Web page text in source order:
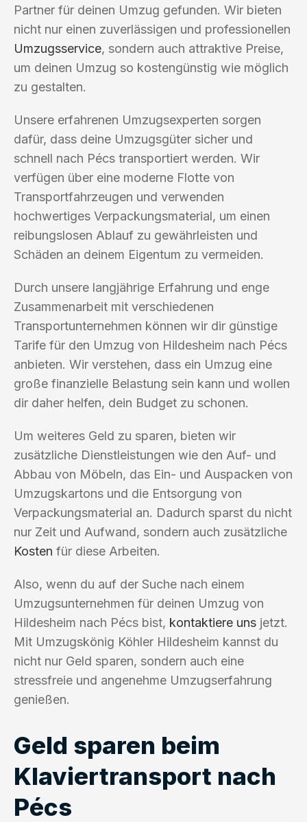
Partner für deinen Umzug gefunden. Wir bieten
nicht nur einen zuverlässigen und professionellen
Umzugsservice, sondern auch attraktive Preise,
um deinen Umzug so kostengünstig wie möglich
zu gestalten.
Unsere erfahrenen Umzugsexperten sorgen
dafür, dass deine Umzugsgüter sicher und
schnell nach Pécs transportiert werden. Wir
verfügen über eine moderne Flotte von
Transportfahrzeugen und verwenden
hochwertiges Verpackungsmaterial, um einen
reibungslosen Ablauf zu gewährleisten und
Schäden an deinem Eigentum zu vermeiden.
Durch unsere langjährige Erfahrung und enge
Zusammenarbeit mit verschiedenen
Transportunternehmen können wir dir günstige
Tarife für den Umzug von Hildesheim nach Pécs
anbieten. Wir verstehen, dass ein Umzug eine
große finanzielle Belastung sein kann und wollen
dir daher helfen, dein Budget zu schonen.
Um weiteres Geld zu sparen, bieten wir
zusätzliche Dienstleistungen wie den Auf- und
Abbau von Möbeln, das Ein- und Auspacken von
Umzugskartons und die Entsorgung von
Verpackungsmaterial an. Dadurch sparst du nicht
nur Zeit und Aufwand, sondern auch zusätzliche
Kosten für diese Arbeiten.
Also, wenn du auf der Suche nach einem
Umzugsunternehmen für deinen Umzug von
Hildesheim nach Pécs bist, kontaktiere uns jetzt.
Mit Umzugskönig Köhler Hildesheim kannst du
nicht nur Geld sparen, sondern auch eine
stressfreie und angenehme Umzugserfahrung
genießen.
Geld sparen beim
Klaviertransport nach
Pécs